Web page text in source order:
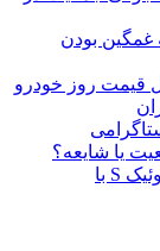
غمگین بودن
قیمت روز خودرو
ثبت‌نام جدید سایپا آغاز می‌شود؛ فروش کوئیک S با